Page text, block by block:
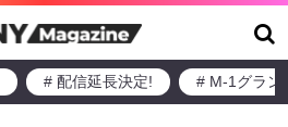
# 配信延長決定! # M-1グラン